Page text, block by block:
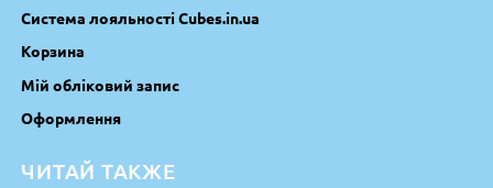
Система лояльності Cubes.in.ua
Корзина
Мій обліковий запис
Оформлення
ЧИТАЙ ТАКЖЕ